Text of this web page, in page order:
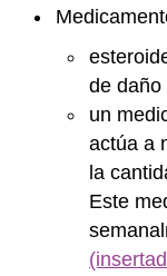
de daño
un
actúa a
la
Este